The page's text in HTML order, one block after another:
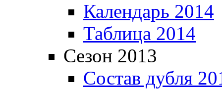
Календарь 2014
Таблица 2014
Сезон 2013
Состав дубля